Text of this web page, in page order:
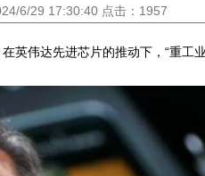
6/29 17:30:40 点击：1957
英伟达先进芯片的推动下，“重工